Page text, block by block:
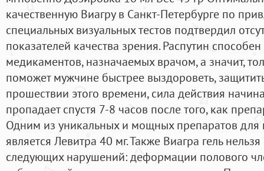
качественную Виагру в Санкт-Петербурге по
специальных визуальных тестов подтвердил
показателей качества зрения. Распутин
медикаментов, назначаемых врачом, а значит,
поможет мужчине быстрее выздороветь,
прошествии этого времени, сила действия
пропадает спустя 7-8 часов после того, как
Одним из уникальных и мощных препаратов
является Левитра 40 мг. Также Виагра гель
следующих нарушений: деформации полового